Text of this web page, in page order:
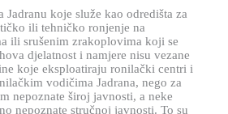
Jadranu koje služe kao odredišta za
ili tehničko ronjenje na
ili srušenim zrakoplovima koji se
djelatnost i namjere nisu vezane
koje eksploatiraju ronilački centri i
vodičima Jadrana, nego za
nepoznate široj javnosti, a neke
nepoznate stručnoj javnosti. To su